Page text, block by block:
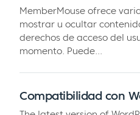
MemberMouse ofrece
mostrar u ocultar
derechos de acceso del
momento. Puede...
Compatibilidad con